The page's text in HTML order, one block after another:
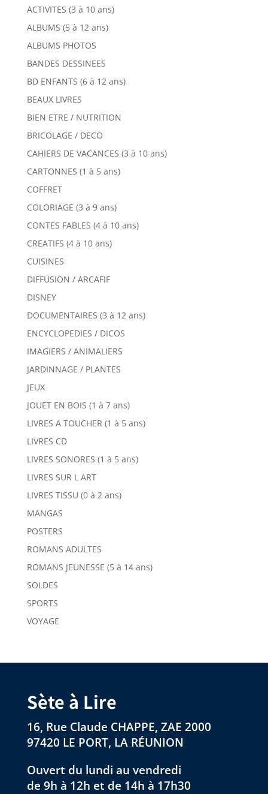
ACTIVITES (3 à 10 ans)
ALBUMS (5 à 12 ans)
ALBUMS PHOTOS
BANDES DESSINEES
BD ENFANTS (6 à 12 ans)
BEAUX LIVRES
BIEN ETRE / NUTRITION
BRICOLAGE / DECO
CAHIERS DE VACANCES (3 à 10 ans)
CARTONNES (1 à 5 ans)
COFFRET
COLORIAGE (3 à 9 ans)
CONTES FABLES (4 à 10 ans)
CREATIFS (4 à 10 ans)
CUISINES
DIFFUSION / ARCAFIF
DISNEY
DOCUMENTAIRES (3 à 12 ans)
ENCYCLOPEDIES / DICOS
IMAGIERS / ANIMALIERS
JARDINNAGE / PLANTES
JEUX
JOUET EN BOIS (1 à 7 ans)
LIVRES A TOUCHER (1 à 5 ans)
LIVRES CD
LIVRES SONORES (1 à 5 ans)
LIVRES SUR L ART
LIVRES TISSU (0 à 2 ans)
MANGAS
POSTERS
ROMANS ADULTES
ROMANS JEUNESSE (5 à 14 ans)
SOLDES
SPORTS
VOYAGE
Sète à Lire
16, Rue Claude CHAPPE, ZAE 2000
97420 LE PORT, LA RÉUNION
Ouvert du lundi au vendredi
de 9h à 12h et de 14h à 17h30